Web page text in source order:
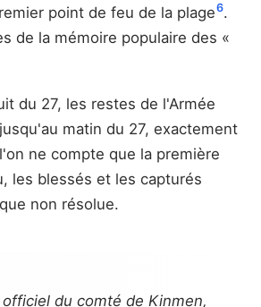
point de feu de la plage6.
de la mémoire populaire des «
du 27, les restes de l'Armée
matin du 27, exactement
ne compte que la première
les blessés et les capturés
non résolue.
du comté de Kinmen,